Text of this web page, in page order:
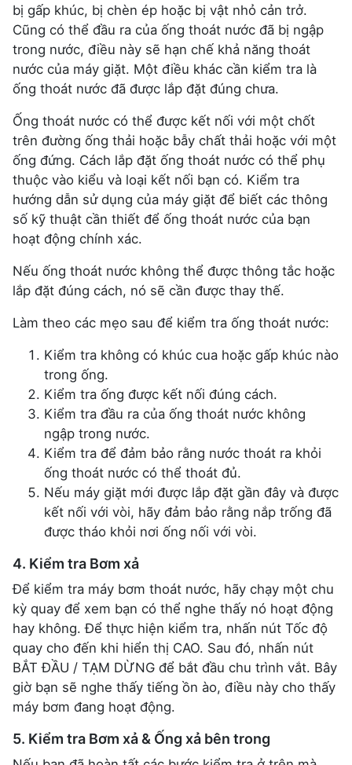
bị gấp khúc, bị chèn ép hoặc bị vật nhỏ cản trở.
Cũng có thể đầu ra của ống thoát nước đã bị ngập
trong nước, điều này sẽ hạn chế khả năng thoát
nước của máy giặt. Một điều khác cần kiểm tra là
ống thoát nước đã được lắp đặt đúng chưa.
Ống thoát nước có thể được kết nối với một chốt
trên đường ống thải hoặc bẫy chất thải hoặc với một
ống đứng. Cách lắp đặt ống thoát nước có thể phụ
thuộc vào kiểu và loại kết nối bạn có. Kiểm tra
hướng dẫn sử dụng của máy giặt để biết các thông
số kỹ thuật cần thiết để ống thoát nước của bạn
hoạt động chính xác.
Nếu ống thoát nước không thể được thông tắc hoặc
lắp đặt đúng cách, nó sẽ cần được thay thế.
Làm theo các mẹo sau để kiểm tra ống thoát nước:
Kiểm tra không có khúc cua hoặc gấp khúc nào
trong ống.
Kiểm tra ống được kết nối đúng cách.
Kiểm tra đầu ra của ống thoát nước không
ngập trong nước.
Kiểm tra để đảm bảo rằng nước thoát ra khỏi
ống thoát nước có thể thoát đủ.
Nếu máy giặt mới được lắp đặt gần đây và được
kết nối với vòi, hãy đảm bảo rằng nắp trống đã
được tháo khỏi nơi ống nối với vòi.
4. Kiểm tra Bơm xả
Để kiểm tra máy bơm thoát nước, hãy chạy một chu
kỳ quay để xem bạn có thể nghe thấy nó hoạt động
hay không. Để thực hiện kiểm tra, nhấn nút Tốc độ
quay cho đến khi hiển thị CAO. Sau đó, nhấn nút
BẮT ĐẦU / TẠM DỪNG để bắt đầu chu trình vắt. Bây
giờ bạn sẽ nghe thấy tiếng ồn ào, điều này cho thấy
máy bơm đang hoạt động.
5. Kiểm tra Bơm xả & Ống xả bên trong